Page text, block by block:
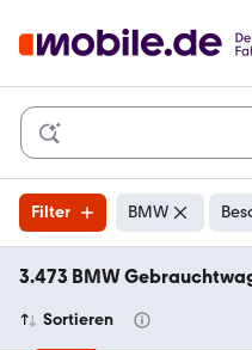
Filter BMW
3.473 BMW
Sortieren